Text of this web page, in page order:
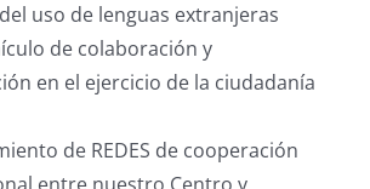
uso de lenguas extranjeras
de colaboración y
en el ejercicio de la ciudadanía
de REDES de cooperación